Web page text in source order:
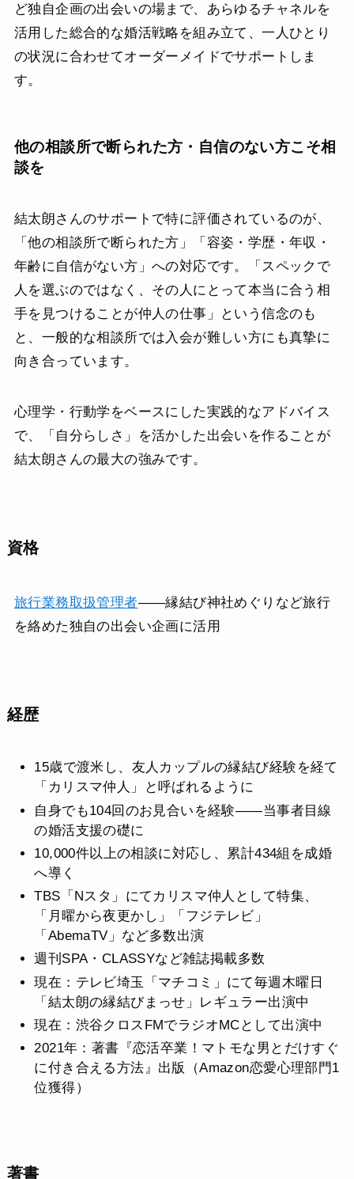
ど独自企画の出会いの場まで、あらゆるチャネルを
活用した総合的な婚活戦略を組み立て、一人ひとり
の状況に合わせてオーダーメイドでサポートしま
す。
他の相談所で断られた方・自信のない方こそ相
談を
結太朗さんのサポートで特に評価されているのが、
「他の相談所で断られた方」「容姿・学歴・年収・
年齢に自信がない方」への対応です。「スペックで
人を選ぶのではなく、その人にとって本当に合う相
手を見つけることが仲人の仕事」という信念のも
と、一般的な相談所では入会が難しい方にも真摯に
向き合っています。
心理学・行動学をベースにした実践的なアドバイス
で、「自分らしさ」を活かした出会いを作ることが
結太朗さんの最大の強みです。
資格
旅行業務取扱管理者——縁結び神社めぐりなど旅行
を絡めた独自の出会い企画に活用
経歴
15歳で渡米し、友人カップルの縁結び経験を経て
「カリスマ仲人」と呼ばれるように
自身でも104回のお見合いを経験——当事者目線
の婚活支援の礎に
10,000件以上の相談に対応し、累計434組を成婚
へ導く
TBS「Nスタ」にてカリスマ仲人として特集、
「月曜から夜更かし」「フジテレビ」
「AbemaTV」など多数出演
週刊SPA・CLASSYなど雑誌掲載多数
現在：テレビ埼玉「マチコミ」にて毎週木曜日
「結太朗の縁結びまっせ」レギュラー出演中
現在：渋谷クロスFMでラジオMCとして出演中
2021年：著書『恋活卒業！マトモな男とだけすぐ
に付き合える方法』出版（Amazon恋愛心理部門1
位獲得）
著書